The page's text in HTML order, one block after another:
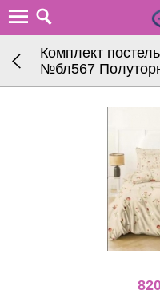
Комплект
№бл567